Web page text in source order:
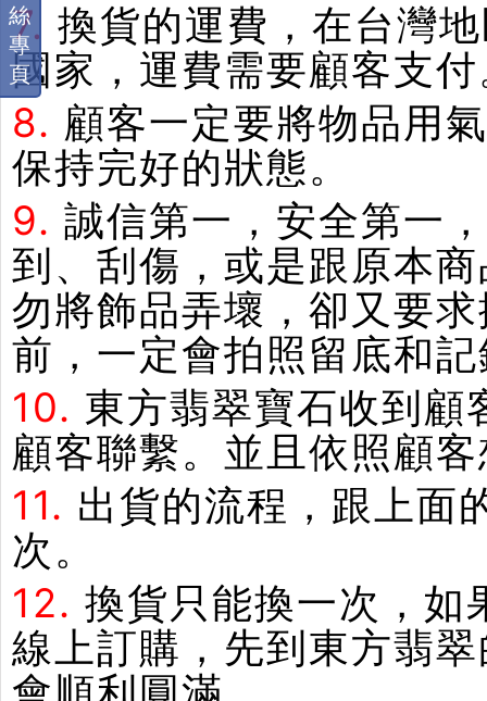
7. 換貨的運費，在台灣
國家，運費需要顧客支
8. 顧客一定要將物品用
保持完好的狀態。
9. 誠信第一，安全第一
到、刮傷，或是跟原本
勿將飾品弄壞，卻又要
前，一定會拍照留底和
10. 東方翡翠寶石收到顧
顧客聯繫。並且依照顧
11. 出貨的流程，跟上面
次。
12. 換貨只能換一次，如
線上訂購，先到東方翡
絲
專
頁